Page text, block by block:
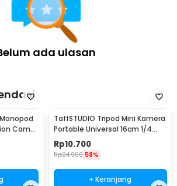
ada ulasan
Cam
TaffSTUDIO Tripod Mini Kamera
Portable Universal 16cm 1/4
Monopod - CP-GP264
Rp10.700
Rp24.900 58%
+ Keranjang